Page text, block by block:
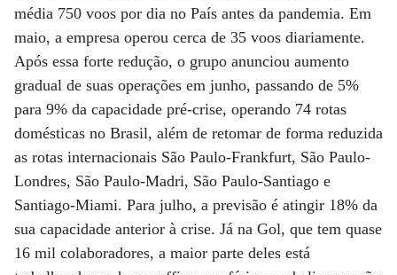
média 750 voos por dia no País antes da pandemia. Em
maio, a empresa operou cerca de 35 voos diariamente.
Após essa forte redução, o grupo anunciou aumento
gradual de suas operações em junho, passando de 5%
para 9% da capacidade pré-crise, operando 74 rotas
domésticas no Brasil, além de retomar de forma reduzida
as rotas internacionais São Paulo-Frankfurt, São Paulo-
Londres, São Paulo-Madri, São Paulo-Santiago e
Santiago-Miami. Para julho, a previsão é atingir 18% da
sua capacidade anterior à crise. Já na Gol, que tem quase
16 mil colaboradores, a maior parte deles está